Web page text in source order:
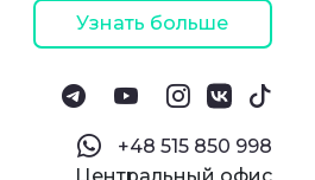
Узнать больше
‪+48 515 850 998‬